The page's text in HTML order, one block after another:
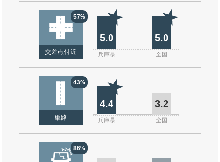
57%
交差点付近
5.0 5.0
兵庫県 全国
43%
単路
4.4 3.2
兵庫県 全国
86%